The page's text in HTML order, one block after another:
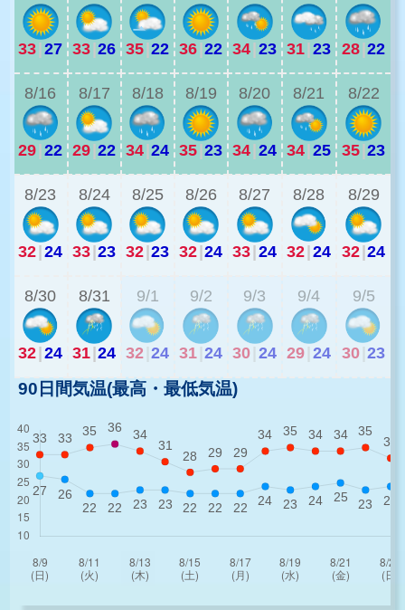
33|27 33|26 35|22 36|22 34|23 31|23 28|22
8/16
29|22
8/17
29|22
8/18
34|24
8/19
35|23
8/20
34|24
8/21
34|25
8/22
35|23
8/23
32|24
8/24
33|23
8/25
32|23
8/26
32|24
8/27
33|24
8/28
32|24
8/29
32|24
8/30
32|24
8/31
31|24
9/1
32 24
9/2
31 24
9/3
30 24
9/4
29 24
9/5
30 23
90日間気温(最高・最低気温)